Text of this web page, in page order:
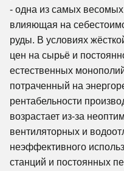
- одна из самых
влияющая на
руды. В условиях
цен на сырьё и
естественных
потраченный на
рентабельности
возрастает из-за
вентиляторных и
неэффективного
станций и постоянных